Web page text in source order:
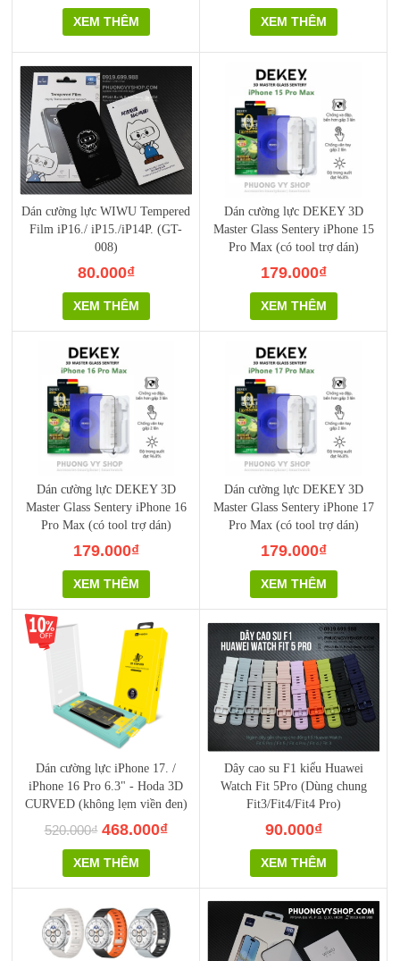
XEM THÊM XEM THÊM
Dán cường lực WIWU Tempered
Film iP16./ iP15./iP14P. (GT-
008)
80.000₫
XEM THÊM
Dán cường lực DEKEY 3D
Master Glass Sentery iPhone 15
Pro Max (có tool trợ dán)
179.000₫
XEM THÊM
Dán cường lực DEKEY 3D
Master Glass Sentery iPhone 16
Pro Max (có tool trợ dán)
179.000₫
XEM THÊM
Dán cường lực DEKEY 3D
Master Glass Sentery iPhone 17
Pro Max (có tool trợ dán)
179.000₫
XEM THÊM
Dán cường lực iPhone 17. /
iPhone 16 Pro 6.3" - Hoda 3D
CURVED (không lẹm viền đen)
520.000₫ 468.000₫
XEM THÊM
Dây cao su F1 kiểu Huawei
Watch Fit 5Pro (Dùng chung
Fit3/Fit4/Fit4 Pro)
90.000₫
XEM THÊM